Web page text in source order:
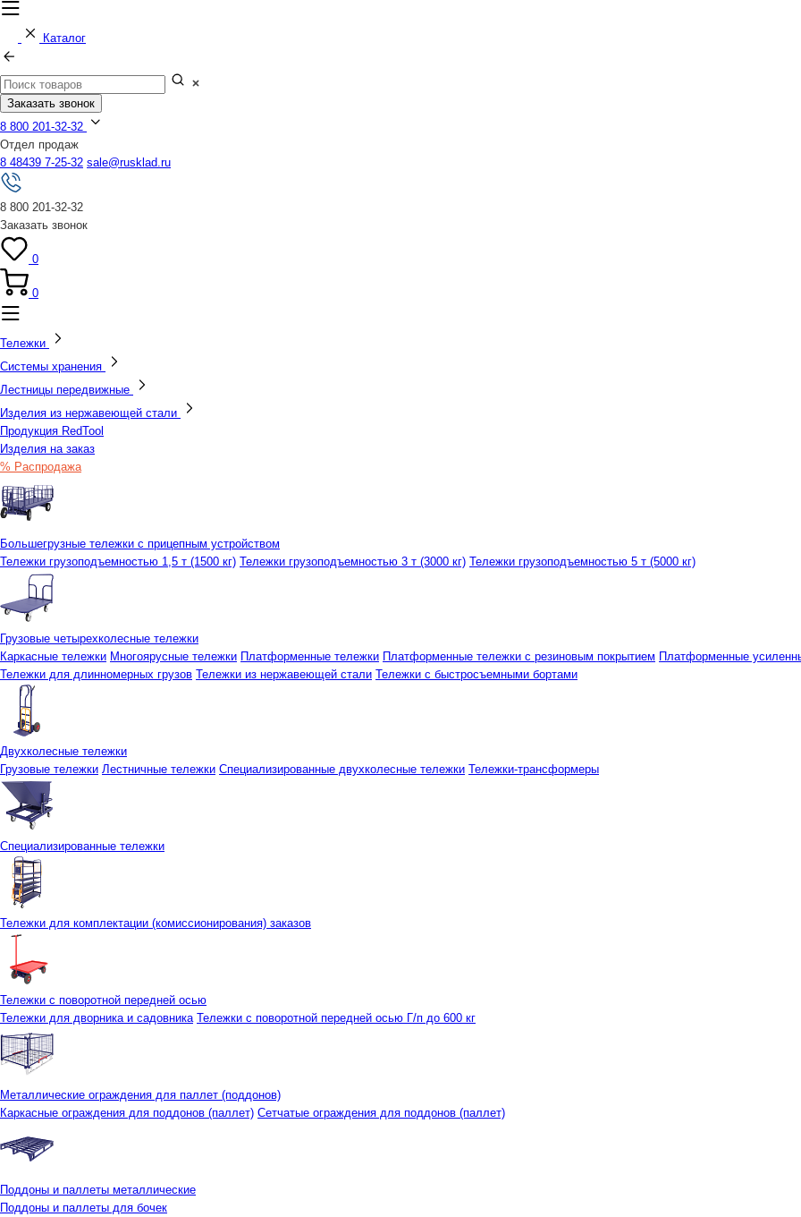
Каталог
Заказать звонок
8 800 201-32-32
Отдел продаж
8 48439 7-25-32 sale@rusklad.ru
8 800 201-32-32
Заказать звонок
0
0
Тележки
Системы хранения
Лестницы передвижные
Изделия из нержавеющей стали
Продукция RedTool
Изделия на заказ
% Распродажа
Большегрузные тележки с прицепным устройством
Тележки грузоподъемностью 1,5 т (1500 кг) Тележки грузоподъемностью 3 т (3000 кг) Тележки грузоподъемностью 5 т (5000 кг)
Грузовые четырехколесные тележки
Каркасные тележки Многоярусные тележки Платформенные тележки Платформенные тележки с резиновым покрытием Платформенные
Тележки для длинномерных грузов Тележки из нержавеющей стали Тележки с быстросъемными бортами
Двухколесные тележки
Грузовые тележки Лестничные тележки Специализированные двухколесные тележки Тележки-трансформеры
Специализированные тележки
Тележки для комплектации (комиссионирования) заказов
Тележки с поворотной передней осью
Тележки для дворника и садовника Тележки с поворотной передней осью Г/п до 600 кг
Металлические ограждения для паллет (поддонов)
Каркасные ограждения для поддонов (паллет) Сетчатые ограждения для поддонов (паллет)
Поддоны и паллеты металлические
Поддоны и паллеты для бочек